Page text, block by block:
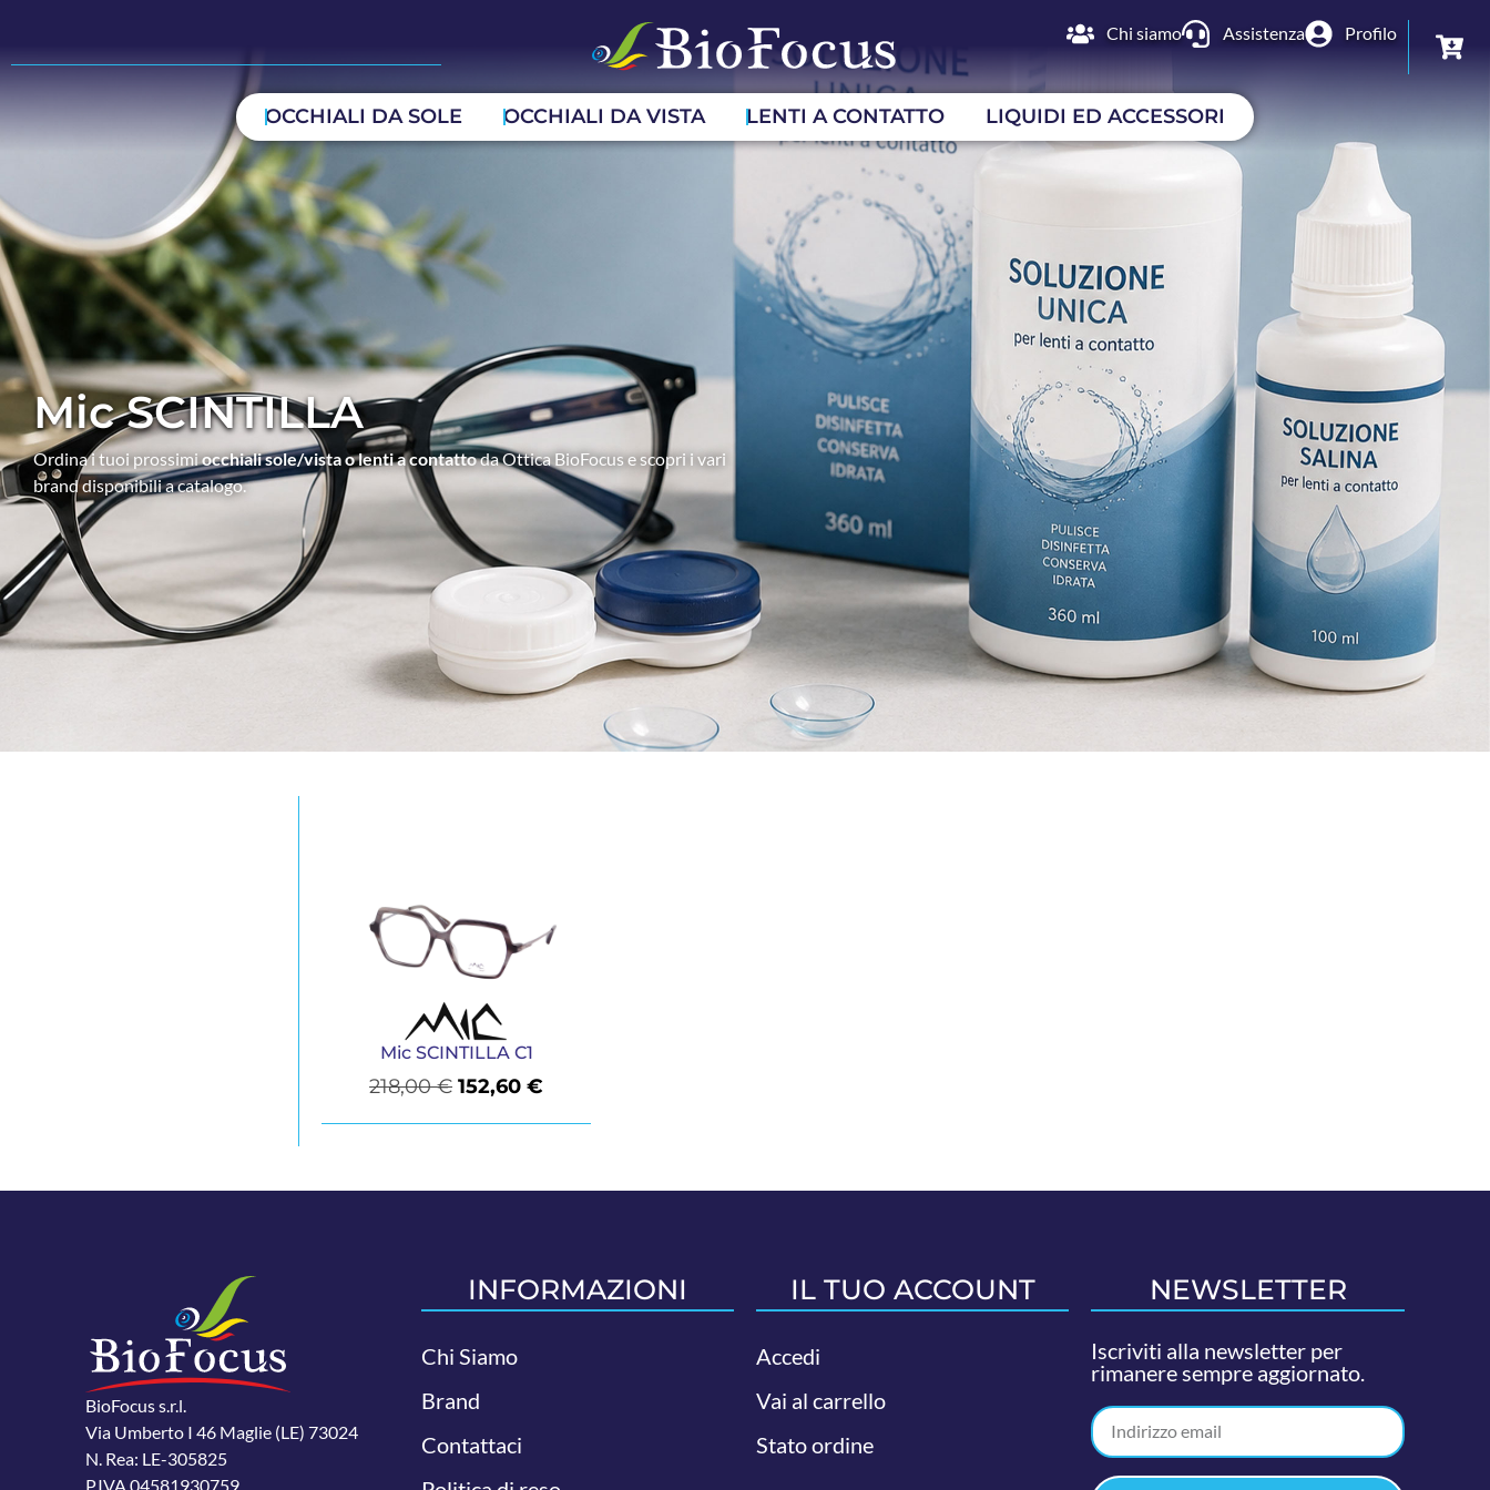
Chi siamo Assistenza Profilo
OCCHIALI DA SOLE OCCHIALI DA VISTA LENTI A CONTATTO LIQUIDI ED ACCESSORI
Mic SCINTILLA
Ordina i tuoi prossimiocchiali sole/vista o lenti a contattoda Ottica BioFocus e scopri i vari
brand disponibili a catalogo.
Mic SCINTILLA C1
218,00€ 152,60€
BioFocus s.r.l.
Via Umberto I 46 Maglie (LE) 73024
N. Rea: LE-305825
P.IVA 04581930759.
INFORMAZIONI
Chi Siamo
Brand
Contattaci
IL TUO ACCOUNT
Accedi
Vai al carrello
Stato ordine
NEWSLETTER
Iscriviti alla newsletter per
rimanere sempre aggiornato.